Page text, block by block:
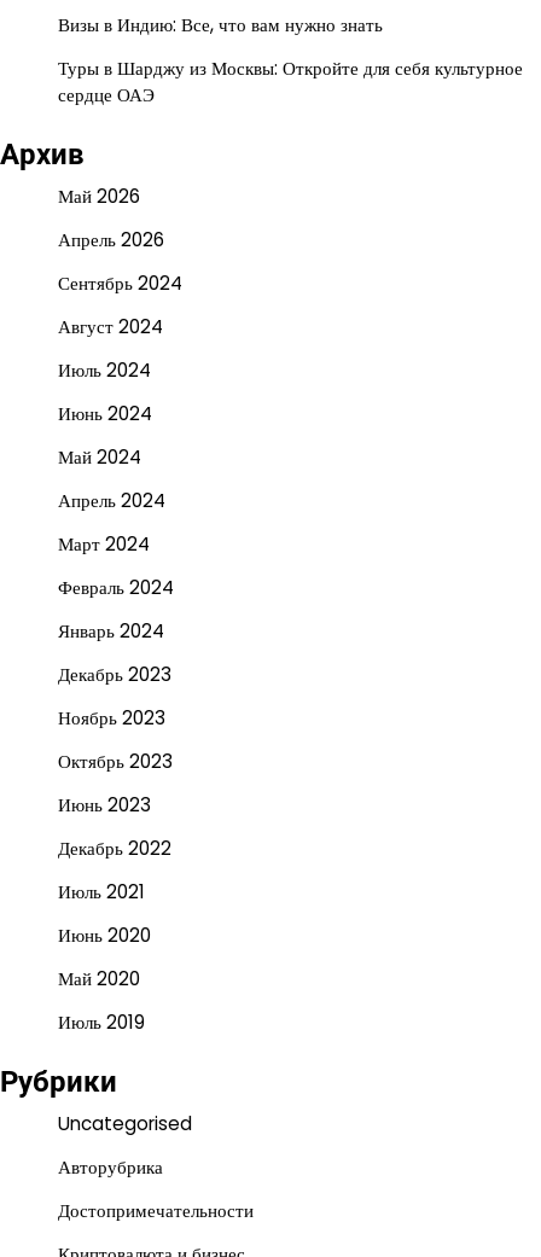
Визы в Индию: Все, что вам нужно знать
Туры в Шарджу из Москвы: Откройте для себя культурное
сердце ОАЭ
Архив
Май 2026
Апрель 2026
Сентябрь 2024
Август 2024
Июль 2024
Июнь 2024
Май 2024
Апрель 2024
Март 2024
Февраль 2024
Январь 2024
Декабрь 2023
Ноябрь 2023
Октябрь 2023
Июнь 2023
Декабрь 2022
Июль 2021
Июнь 2020
Май 2020
Июль 2019
Рубрики
Uncategorised
Авторубрика
Достопримечательности